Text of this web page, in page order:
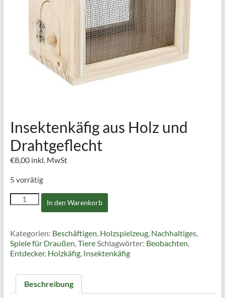
Insektenkäfig aus Holz und
Drahtgeflecht
€8,00 inkl. MwSt
5 vorrätig
Insektenkäfig
aus
Drahtgeflecht
Menge
In den Warenkorb
Kategorien: Beschäftigen, Holzspielzeug, Nachhaltiges,
Spiele für Draußen,TiereSchlagwörter: Beobachten,
Entdecker, Holzkäfig, Insektenkäfig
Beschreibung